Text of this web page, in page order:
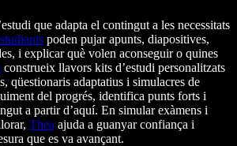
que adapta el contingut a les necessitats
poden pujar apunts, diapositives,
i explicar què volen aconseguir o quines
construeix llavors kits d’estudi personalitzats
qüestionaris adaptatius i simulacres de
del progrés, identifica punts forts i
a partir d’aquí. En simular exàmens i
Thea ajuda a guanyar confiança i
que es va avançant.